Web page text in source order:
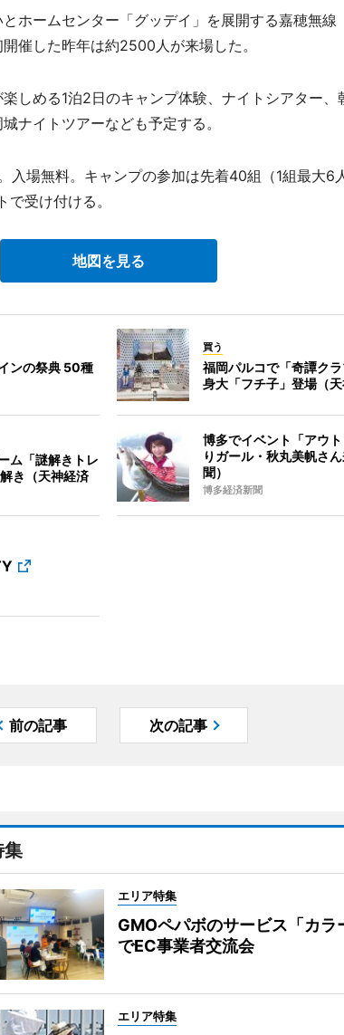
ホームセンター「グッデイ」を展開する嘉穂無線
催した昨年は約2500人が来場した。
しめる1泊2日のキャンプ体験、ナイトシアター、
ナイトツアーなども予定する。
場無料。キャンプの参加は先着40組（1組最大6
受け付ける。
地図を見る
ンの祭典 50種
買う
福岡パルコで「奇譚ク
身大「フチ子」登場（天
ム「謎解きトレ
き（天神経済
博多でイベント「アウ
りガール・秋丸美帆さ
聞）
博多経済新聞
前の記事 次の記事
集
エリア特集
GMOペパボのサービス「カラ
でEC事業者交流会
エリア特集